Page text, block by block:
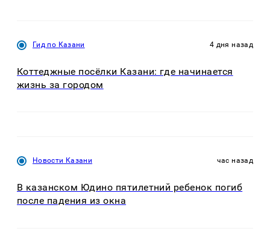
Гид по Казани 4 дня назад
Коттеджные посёлки Казани: где начинается
жизнь за городом
Новости Казани час назад
В казанском Юдино пятилетний ребенок погиб
после падения из окна